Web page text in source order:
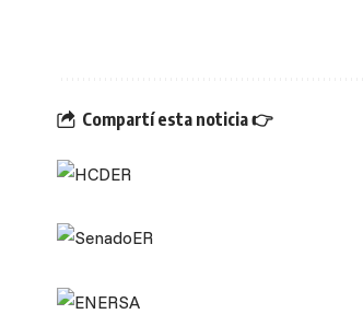
Compartí esta noticia 👉